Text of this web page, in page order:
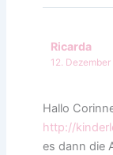
Ricarda
12.
Hallo
http://
es dann die